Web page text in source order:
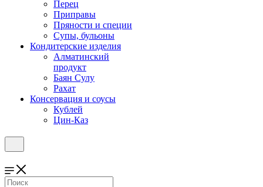
Перец
Приправы
Пряности и специи
Супы, бульоны
Кондитерские изделия
Алматинский
продукт
Баян Сулу
Рахат
Консервация и соусы
Кублей
Цин-Каз